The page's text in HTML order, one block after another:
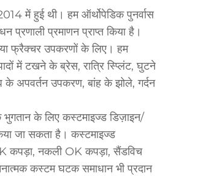
में हुई थी। हम ऑर्थोपेडिक पुनर्वास
प्रणाली प्रमाणन प्राप्त किया है।
या फ्रैक्चर उपकरणों के लिए। हम
में टखने के ब्रेस, रात्रि स्प्लिंट, घुटने
अपवर्तन उपकरण, बांह के झोले, गर्दन
के लिए कस्टमाइज्ड डिज़ाइन/
जा सकता है। कस्टमाइज्ड
कपड़ा, नकली OK कपड़ा, सैंडविच
कस्टम घटक समाधान भी प्रदान